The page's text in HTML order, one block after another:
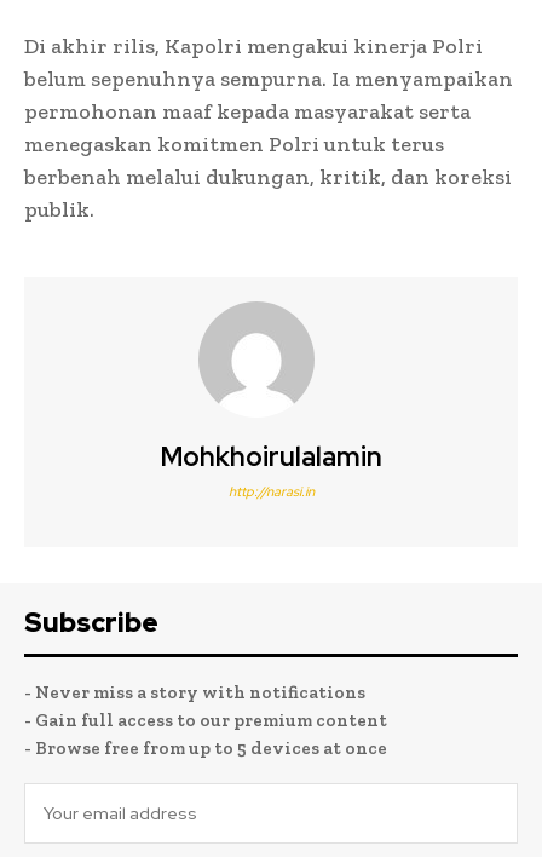
Di akhir rilis, Kapolri mengakui kinerja Polri
belum sepenuhnya sempurna. Ia menyampaikan
permohonan maaf kepada masyarakat serta
menegaskan komitmen Polri untuk terus
berbenah melalui dukungan, kritik, dan koreksi
publik.
Mohkhoirulalamin
http://narasi.in
Subscribe
- Never miss a story with notifications
- Gain full access to our premium content
- Browse free from up to 5 devices at once